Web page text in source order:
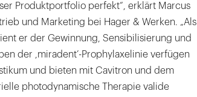
Produktportfolio perfekt“, erklärt Marcus
und Marketing bei Hager & Werken. „Als
er der Gewinnung, Sensibilisierung und
der ,miradent’-Prophylaxelinie verfügen
und bieten mit Cavitron und dem
photodynamische Therapie valide